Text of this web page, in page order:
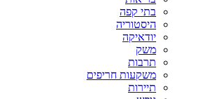
בתי קפה
היסטוריה
יודאיקה
משק
תרבות
משקעות חריפים
תיירות